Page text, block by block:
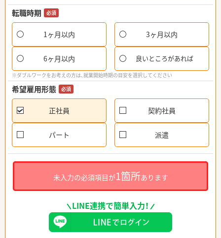
転職時期 必須
1ヶ月以内 3ヶ月以内
6ヶ月以内 良いところがあれば
※ダブルワークをお考えの方は、就業開始時期の目安を選択してください
希望雇用形態 必須
正社員 契約社員
パート 派遣
未入力の必須項目が1箇所あります
LINE連携で簡単入力！